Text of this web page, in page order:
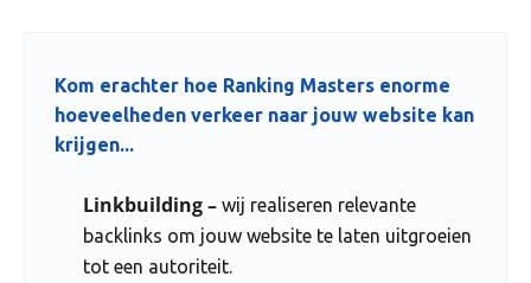
Kom erachter hoe Ranking Masters enorme
hoeveelheden verkeer naar jouw website kan
krijgen...
Linkbuilding – wij realiseren relevante
backlinks om jouw website te laten uitgroeien
tot een autoriteit.